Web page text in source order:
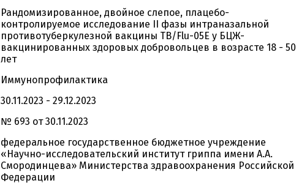
Рандомизированное, двойное слепое, плацебо-
контролируемое исследование II фазы интраназальной
противотуберкулезной вакцины ТВ/Flu-05Е у БЦЖ-
вакцинированных здоровых добровольцев в возрасте 18 - 50
лет
Иммунопрофилактика
30.11.2023 - 29.12.2023
№ 693 от 30.11.2023
федеральное государственное бюджетное учреждение
«Научно-исследовательский институт гриппа имени А.А.
Смородинцева» Министерства здравоохранения Российской
Федерации